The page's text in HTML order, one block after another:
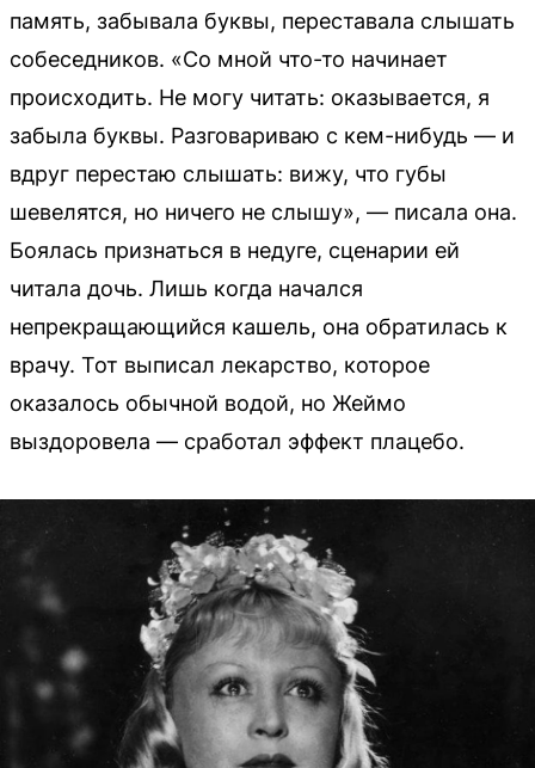
память, забывала буквы, переставала слышать
собеседников. «Со мной что-то начинает
происходить. Не могу читать: оказывается, я
забыла буквы. Разговариваю с кем-нибудь — и
вдруг перестаю слышать: вижу, что губы
шевелятся, но ничего не слышу», — писала она.
Боялась признаться в недуге, сценарии ей
читала дочь. Лишь когда начался
непрекращающийся кашель, она обратилась к
врачу. Тот выписал лекарство, которое
оказалось обычной водой, но Жеймо
выздоровела — сработал эффект плацебо.